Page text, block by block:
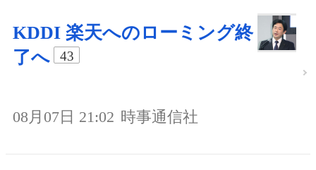
KDDI 楽天へのローミング終
了へ
43
08月07日 21:02 時事通信社